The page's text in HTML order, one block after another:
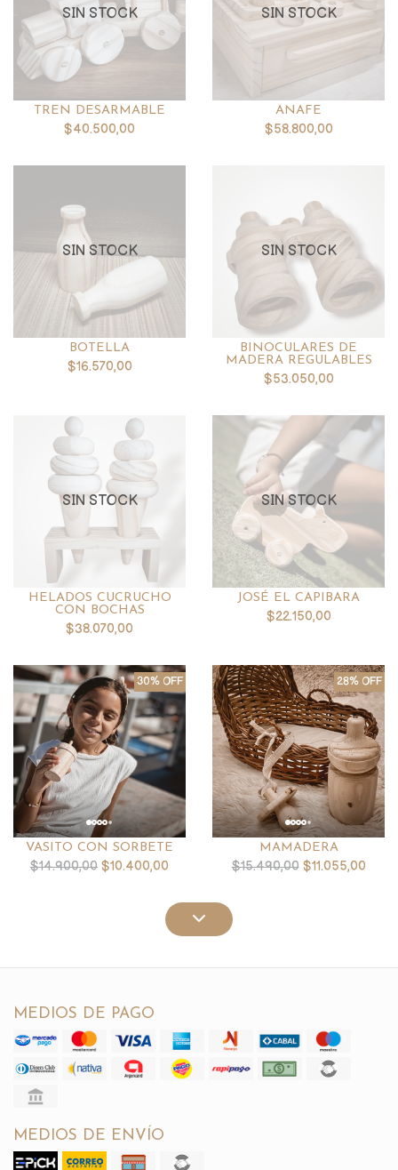
SIN STOCK
TREN DESARMABLE
$40.500,00
SIN STOCK
ANAFE
$58.800,00
SIN STOCK
BOTELLA
$16.570,00
SIN STOCK
BINOCULARES DE
MADERA REGULABLES
$53.050,00
SIN STOCK
HELADOS CUCRUCHO
CON BOCHAS
$38.070,00
SIN STOCK
JOSÉ EL CAPIBARA
$22.150,00
30% OFF
VASITO CON SORBETE
$14.900,00 $10.400,00
28% OFF
MAMADERA
$15.490,00$11.055,00
MEDIOS DE PAGO
MEDIOS DE ENVÍO